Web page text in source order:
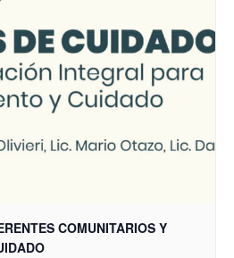
COMUNITARIOS Y